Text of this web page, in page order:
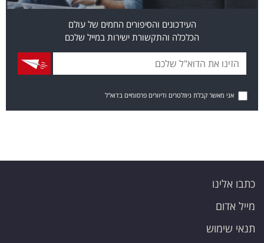
העידכונים והסיפורים החמים של עולם
הכלכלה והתקשורת ישירות במייל שלכם
אני מאשר קבלת ניוזלטרים ודיוורים פרסומיים בדוא"ל
כתבו אלינו
מייל אדום
תנאי שימוש